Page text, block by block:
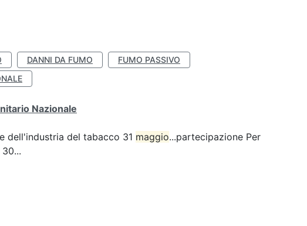
DANNI DA FUMO
FUMO PASSIVO
Nazionale
dell'industria del tabacco 31 maggio...partecipazione Per